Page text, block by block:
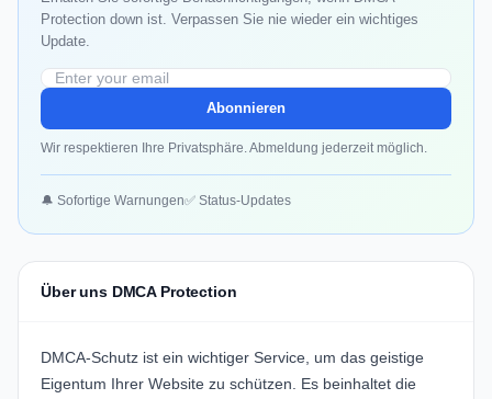
Protection down ist. Verpassen Sie nie wieder ein wichtiges
Update.
Abonnieren
Wir respektieren Ihre Privatsphäre. Abmeldung jederzeit möglich.
🔔 Sofortige Warnungen✅ Status-Updates
Über uns DMCA Protection
DMCA-Schutz ist ein wichtiger Service, um das geistige
Eigentum Ihrer Website zu schützen. Es beinhaltet die